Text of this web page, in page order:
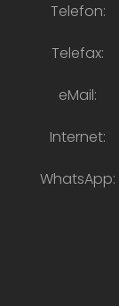
Telefon:
Telefax:
eMail:
Internet:
WhatsApp: